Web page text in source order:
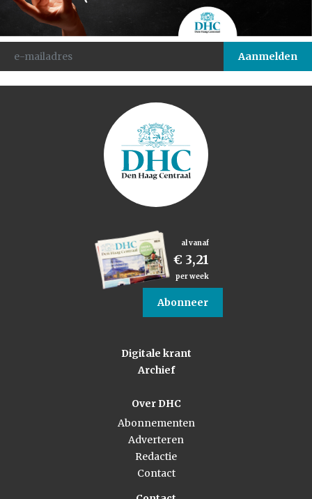
al vanaf
€ 3,21
per week
Abonneer
Digitale krant
Archief
Over DHC
Abonnementen
Adverteren
Redactie
Contact